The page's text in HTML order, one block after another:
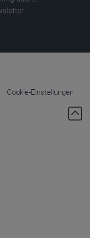
Cookie-Einstellungen